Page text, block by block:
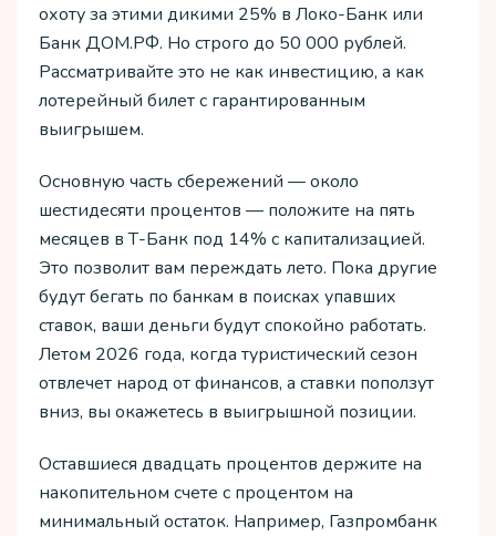
охоту за этими дикими 25% в Локо-Банк или
Банк ДОМ.РФ. Но строго до 50 000 рублей.
Рассматривайте это не как инвестицию, а как
лотерейный билет с гарантированным
выигрышем.
Основную часть сбережений — около
шестидесяти процентов — положите на пять
месяцев в Т-Банк под 14% с капитализацией.
Это позволит вам переждать лето. Пока другие
будут бегать по банкам в поисках упавших
ставок, ваши деньги будут спокойно работать.
Летом 2026 года, когда туристический сезон
отвлечет народ от финансов, а ставки поползут
вниз, вы окажетесь в выигрышной позиции.
Оставшиеся двадцать процентов держите на
накопительном счете с процентом на
минимальный остаток. Например, Газпромбанк